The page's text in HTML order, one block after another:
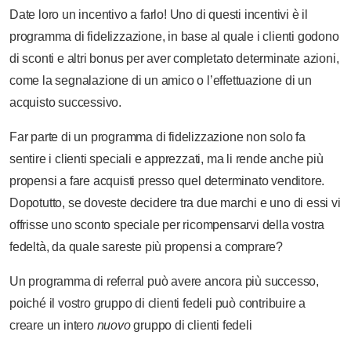
Date loro un incentivo a farlo! Uno di questi incentivi è il
programma di fidelizzazione, in base al quale i clienti godono
di sconti e altri bonus per aver completato determinate azioni,
come la segnalazione di un amico o l’effettuazione di un
acquisto successivo.
Far parte di un programma di fidelizzazione non solo fa
sentire i clienti speciali e apprezzati, ma li rende anche più
propensi a fare acquisti presso quel determinato venditore.
Dopotutto, se doveste decidere tra due marchi e uno di essi vi
offrisse uno sconto speciale per ricompensarvi della vostra
fedeltà, da quale sareste più propensi a comprare?
Un programma di referral può avere ancora più successo,
poiché il vostro gruppo di clienti fedeli può contribuire a
creare un intero nuovogruppo di clienti fedeli